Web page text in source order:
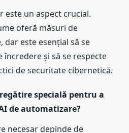
este un aspect crucial.
oferă măsuri de
este esențial să se
și să se respecte
de securitate cibernetică.
specială pentru a
de automatizare?
necesar depinde de